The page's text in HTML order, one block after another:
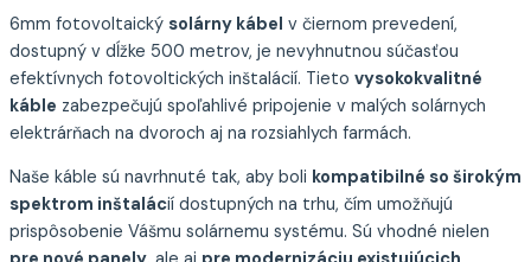
6mm fotovoltaický solárny kábel v čiernom prevedení,
dostupný v dĺžke 500 metrov, je nevyhnutnou súčasťou
efektívnych fotovoltických inštalácií. Tieto vysokokvalitné
káble zabezpečujú spoľahlivé pripojenie v malých solárnych
elektrárňach na dvoroch aj na rozsiahlych farmách.
Naše káble sú navrhnuté tak, aby boli kompatibilné so širokým
spektrom inštalácií dostupných na trhu, čím umožňujú
prispôsobenie Vášmu solárnemu systému. Sú vhodné nielen